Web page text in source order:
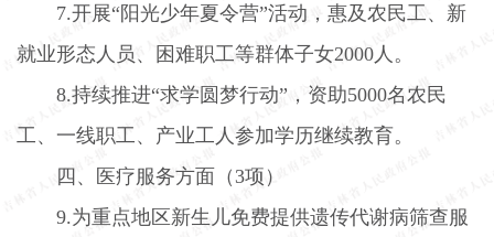
7.开展“阳光少年夏令营”活动，惠及农民工、新
就业形态人员、困难职工等群体子女2000 人。
8.持续推进“求学圆梦行动”，资助5000名农民
工、一线职工、产业工人参加学历继续教育。
四、医疗服务方面（ 3项）
9.为重点地区新生儿免费提供遗传代谢病筛查服